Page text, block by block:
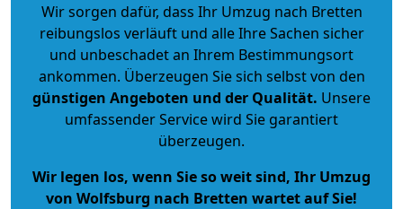
Wir sorgen dafür, dass Ihr Umzug nach Bretten
reibungslos verläuft und alle Ihre Sachen sicher
und unbeschadet an Ihrem Bestimmungsort
ankommen. Überzeugen Sie sich selbst von den
günstigen Angeboten und der Qualität. Unsere
umfassender Service wird Sie garantiert
überzeugen.
Wir legen los, wenn Sie so weit sind, Ihr Umzug
von Wolfsburg nach Bretten wartet auf Sie!